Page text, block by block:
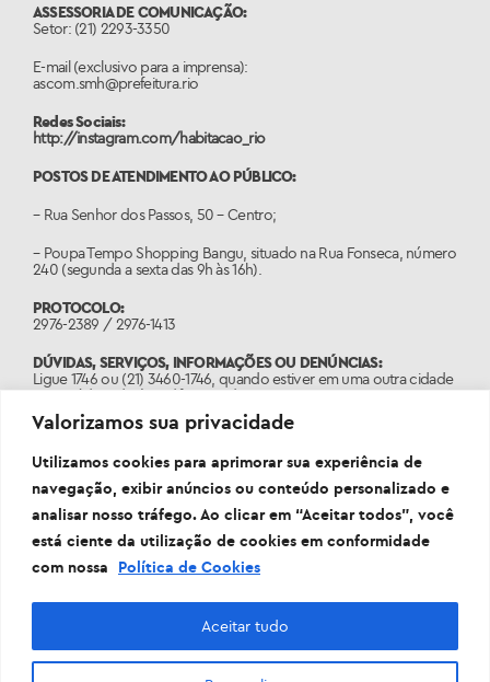
Valorizamos sua privacidade
Utilizamos cookies para aprimorar sua experiência de
navegação, exibir anúncios ou conteúdo personalizado e
analisar nosso tráfego. Ao clicar em “Aceitar todos”, você
está ciente da utilização de cookies em conformidade
com nossa
Política de Cookies
Aceitar tudo
ASSESSORIA DE COMUNICAÇÃO:
Setor: (21) 2293-3350
E-mail (exclusivo para a imprensa):
ascom.smh@prefeitura.rio
Redes Sociais:
http://instagram.com/habitacao_rio
POSTOS DE ATENDIMENTO AO PÚBLICO:
– Rua Senhor dos Passos, 50 – Centro;
– Poupa Tempo Shopping Bangu, situado na Rua Fonseca, número
240 (segunda a sexta das 9h às 16h).
PROTOCOLO:
2976-2389 / 2976-1413
DÚVIDAS, SERVIÇOS, INFORMAÇÕES OU DENÚNCIAS:
Ligue 1746 ou (21) 3460-1746, quando estiver em uma outra cidade
com código de área diferente do 21.
PORTAL: